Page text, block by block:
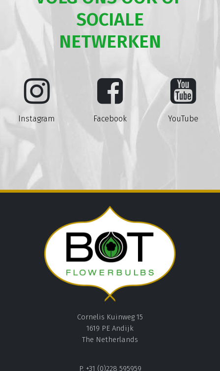
SOCIALE
NETWERKEN
Instagram Facebook YouTube
Cornelis Kuinweg 15
1619 PE Andijk
The Netherlands
P. +31 (0)228 595959